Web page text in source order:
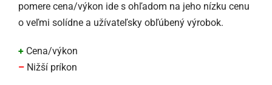
pomere cena/výkon ide s ohľadom na jeho nízku cenu
o veľmi solídne a užívateľsky obľúbený výrobok.
+ Cena/výkon
– Nižší príkon